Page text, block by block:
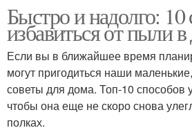
Быстро и надолго: 10
избавиться от пыли
Если вы в ближайшее время
могут пригодиться наши
советы для дома. Топ-10 способов
чтобы она еще не скоро снова
полках.